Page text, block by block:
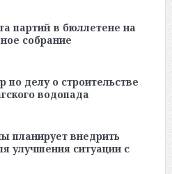
партий в бюллетене на
собрание
по делу о строительстве
водопада
планирует внедрить
улучшения ситуации с